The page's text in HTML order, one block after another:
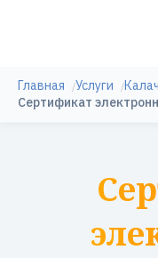
Главная Услуги
Сертификат